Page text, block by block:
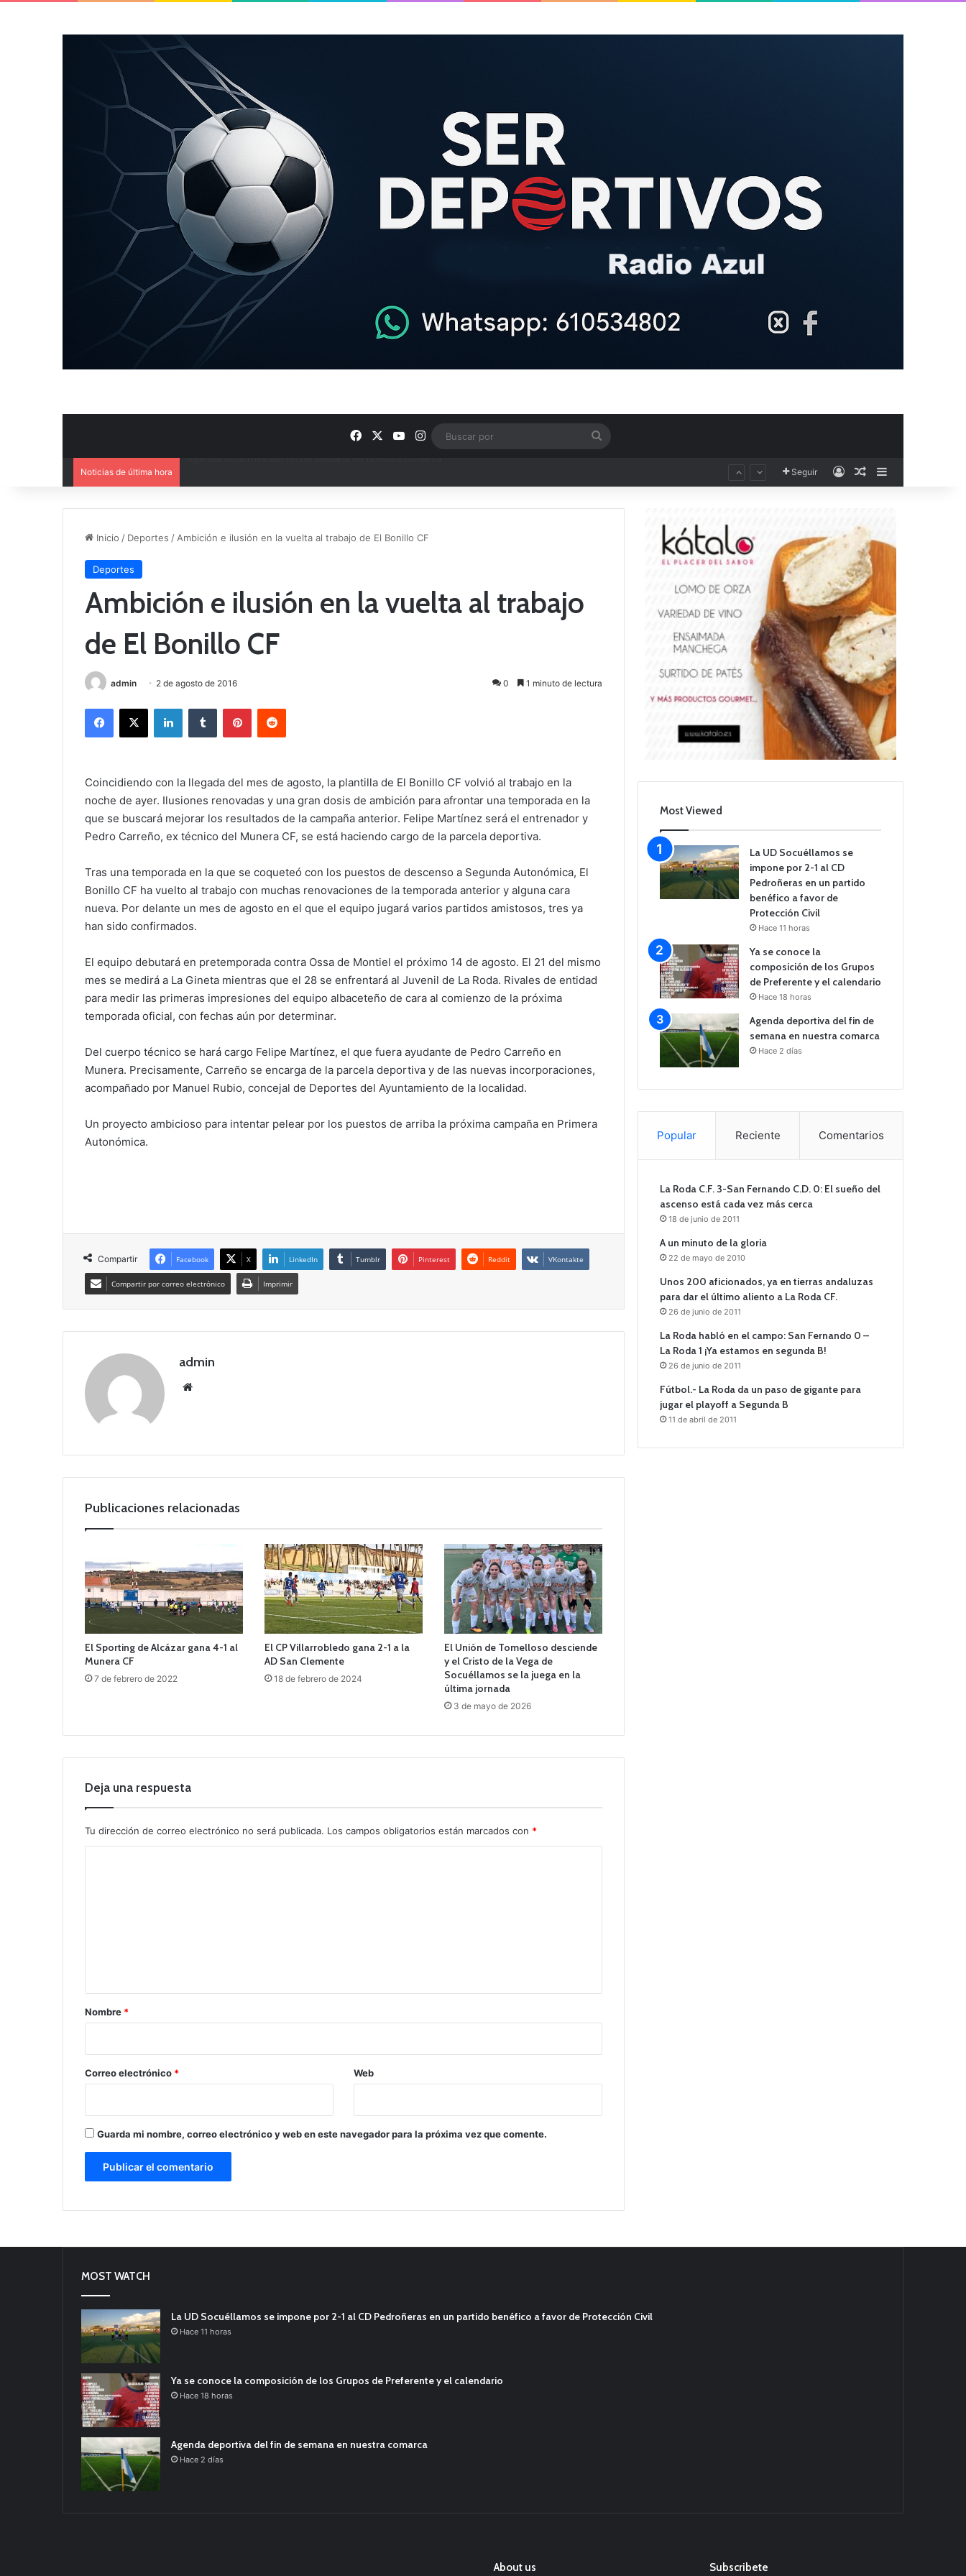
FacebookYouTube
Instagram
Noticias de última hora Seguir AccesoPublicación al
Inicio / Deportes / Ambición e ilusión en la vuelta al trabajo de El Bonillo CF
Deportes
Ambición e ilusión en la vuelta al trabajo
de El Bonillo CF
admin 2 de agosto de 2016 0 1 minuto de lectura
Coincidiendo con la llegada del mes de agosto, la plantilla de El Bonillo CF volvió al trabajo en la
noche de ayer. Ilusiones renovadas y una gran dosis de ambición para afrontar una temporada en la
que se buscará mejorar los resultados de la campaña anterior. Felipe Martínez será el entrenador y
Pedro Carreño, ex técnico del Munera CF, se está haciendo cargo de la parcela deportiva.
Tras una temporada en la que se coqueteó con los puestos de descenso a Segunda Autonómica, El
Bonillo CF ha vuelto al trabajo con muchas renovaciones de la temporada anterior y alguna cara
nueva. Por delante un mes de agosto en el que el equipo jugará varios partidos amistosos, tres ya
han sido confirmados.
El equipo debutará en pretemporada contra Ossa de Montiel el próximo 14 de agosto. El 21 del mismo
mes se medirá a La Gineta mientras que el 28 se enfrentará al Juvenil de La Roda. Rivales de entidad
para medir las primeras impresiones del equipo albaceteño de cara al comienzo de la próxima
temporada oficial, con fechas aún por determinar.
Del cuerpo técnico se hará cargo Felipe Martínez, el que fuera ayudante de Pedro Carreño en
Munera. Precisamente, Carreño se encarga de la parcela deportiva y de las nuevas incorporaciones,
acompañado por Manuel Rubio, concejal de Deportes del Ayuntamiento de la localidad.
Un proyecto ambicioso para intentar pelear por los puestos de arriba la próxima campaña en Primera
Autonómica.
Compartir Facebook X LinkedIn Tumblr Pinterest Reddit VKontakte
Compartir por correo electrónico Imprimir
admin
Publicaciones relacionadas
El Sporting de Alcázar gana 4-1 al
Munera CF
7 de febrero de 2022
El CP Villarrobledo gana 2-1 a la
AD San Clemente
18 de febrero de 2024
El Unión de Tomelloso desciende
y el Cristo de la Vega de
Socuéllamos se la juega en la
última jornada
3 de mayo de 2026
Deja una respuesta
Tu dirección de correo electrónico no será publicada. Los campos obligatorios están marcados con *
r
*
Nombre *
Correo electrónico * Web
Guarda mi nombre, correo electrónico y web en este navegador para la próxima vez que comente.
Most Viewed
La UD Socuéllamos se
impone por 2-1 al CD
Pedroñeras en un partido
benéfico a favor de
Protección Civil
Hace 11 horas
Ya se conoce la
composición de los Grupos
de Preferente y el calendario
Hace 18 horas
Agenda deportiva del fin de
semana en nuestra comarca
Hace 2 días
Popular Reciente Comentarios
La Roda C.F. 3-San Fernando C.D. 0: El sueño del
ascenso está cada vez más cerca
18 de junio de 2011
A un minuto de la gloria
22 de mayo de 2010
Unos 200 aficionados, ya en tierras andaluzas
para dar el último aliento a La Roda CF.
26 de junio de 2011
La Roda habló en el campo: San Fernando 0 –
La Roda 1 ¡Ya estamos en segunda B!
26 de junio de 2011
Fútbol.- La Roda da un paso de gigante para
jugar el playoff a Segunda B
11 de abril de 2011
MOST WATCH
La UD Socuéllamos se impone por 2-1 al CD Pedroñeras en un partido benéfico a favor de Protección Civil
Hace 11 horas
Ya se conoce la composición de los Grupos de Preferente y el calendario
Hace 18 horas
Agenda deportiva del fin de semana en nuestra comarca
Hace 2 días
About us Subscribete